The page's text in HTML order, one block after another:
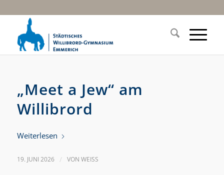
„Meet a Jew“ am
Willibrord
Weiterlesen
19. JUNI 2026 / VON WEISS